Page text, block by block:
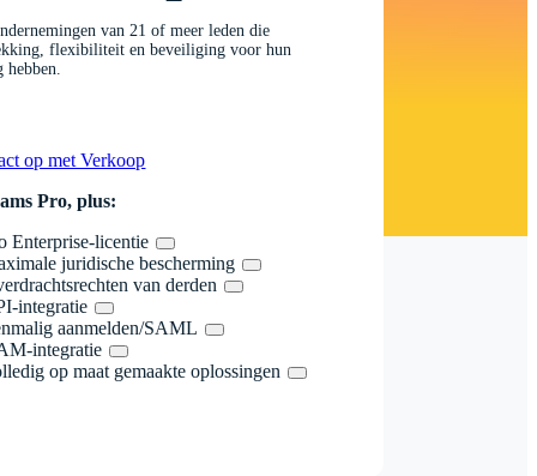
van 21 of meer leden die
flexibiliteit en beveiliging voor hun
op met Verkoop
Pro, plus:
Enterprise-licentie
juridische bescherming
van derden
integratie
aanmelden/SAML
integratie
op maat gemaakte oplossingen